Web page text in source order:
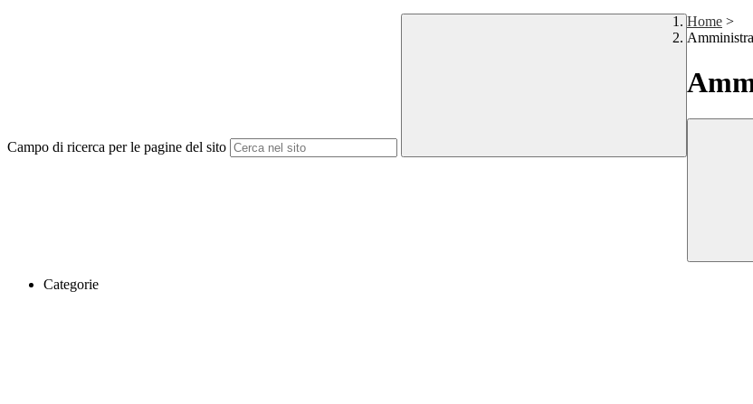
Campo di ricerca per le pagine del sito
Home >
Categorie